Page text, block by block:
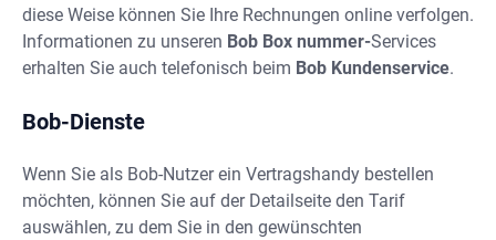
diese Weise können Sie Ihre Rechnungen online verfolgen.
Informationen zu unseren Bob Box nummer-Services
erhalten Sie auch telefonisch beim Bob Kundenservice.
Bob-Dienste
Wenn Sie als Bob-Nutzer ein Vertragshandy bestellen
möchten, können Sie auf der Detailseite den Tarif
auswählen, zu dem Sie in den gewünschten